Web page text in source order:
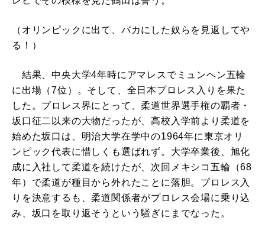
（オリンピックに出て、バカにした奴らを見返してや
る！）
結果、中央大学4年時にアマレスでミュンヘン五輪
に出場（7位）。そして、全日本プロレス入りを果た
した。プロレス界にとって、柔道世界選手権の覇者・
坂口征二以来の大物だったが、高校入学前より柔道を
始めた坂口は、明治大学在学中の1964年に東京オリ
ンピック代表に惜しくも選ばれず。大学卒業後、旭化
成に入社して柔道を続けたが、次回メキシコ五輪（68
年）で柔道が種目から外れたことに落胆。プロレス入
りを決意するも、柔道関係者がプロレス会場に乗り込
み、坂口を取り返そうという騒ぎにまでなった。